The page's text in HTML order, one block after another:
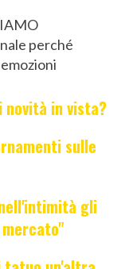
perché
novità in vista?
sulle
gli